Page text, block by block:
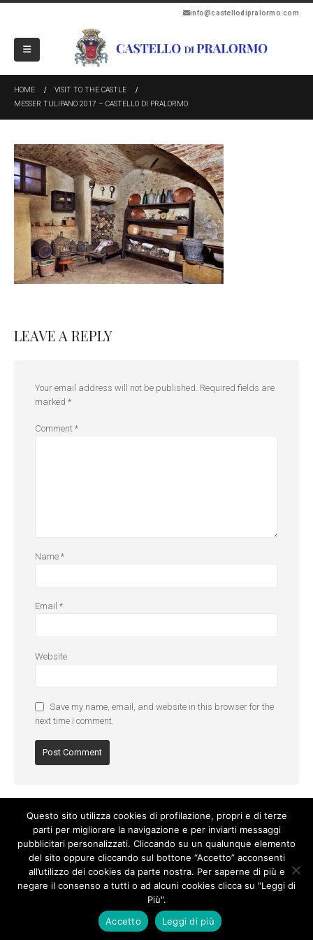
info@castellodipralormo.com
HOME
VISIT TO THE CASTLE
MESSER TULIPANO 2017 – CASTELLO DI PRALORMO
LEAVE A REPLY
Your email address will not be published. Required fields are
marked *
Comment *
Name *
Email *
Website
Save my name, email, and website in this browser for the
next time I comment.
Privacy Policy
© Copyright 2017. All Rights Reserved.
Questo sito utilizza cookies di profilazione, propri e di terze
parti per migliorare la navigazione e per inviarti messaggi
pubblicitari personalizzati. Cliccando su un qualunque elemento
del sito oppure cliccando sul bottone “Accetto” acconsenti
all’utilizzo dei cookies da parte nostra. Per saperne di più e
negare il consenso a tutti o ad alcuni cookies clicca su "Leggi di
Più".
Accetto
Leggi di più